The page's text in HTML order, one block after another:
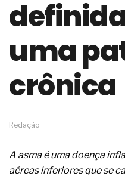
de
O desenho
As variações
materiais
A próxima
modelo de IA
A IA elevou a
de giro para
A sua
uma
crônica
Redação
A asma é uma doença
aéreas inferiores que se